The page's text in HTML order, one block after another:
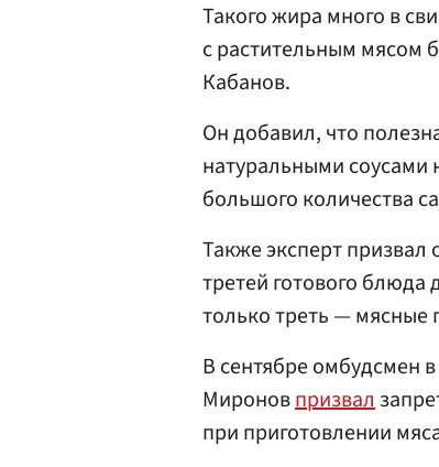
Такого жира много в
с растительным мясом
Кабанов.
Он добавил, что
натуральными соусами
большого количества
Также эксперт
третей готового
только треть — мясные
В сентябре омбудсмен
Мироновпризвал
при приготовлении